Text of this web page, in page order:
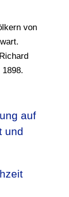
von
auf
und